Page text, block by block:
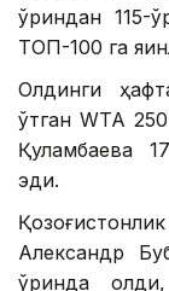
ўриндан 115-
ТОП-100 га
Олдинги
ўтган WТА
Қуламбаева
эди.
Александр
ўринда